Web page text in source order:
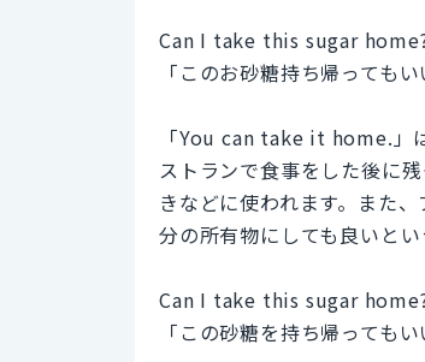
Can I take this sugar
「このお砂糖持ち帰っても
「You can take it home.」
ストランで食事をした後に
きなどに使われます。また
分の所有物にしても良いと
Can I take this sugar
「この砂糖を持ち帰っても